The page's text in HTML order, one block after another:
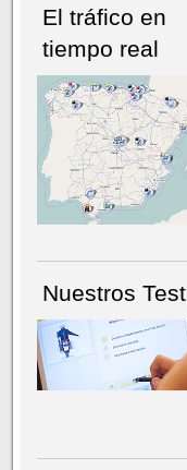
NÚMERO ACTUAL
El tráfico en
tiempo real
Nuestros Test